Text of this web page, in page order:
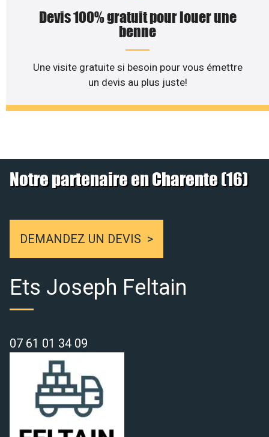
Devis 100% gratuit pour louer une
benne
Une visite gratuite si besoin pour vous émettre
un devis au plus juste!
Notre partenaire en Charente (16)
DEMANDEZ UN DEVIS
Ets Joseph Feltain
07 61 01 34 09